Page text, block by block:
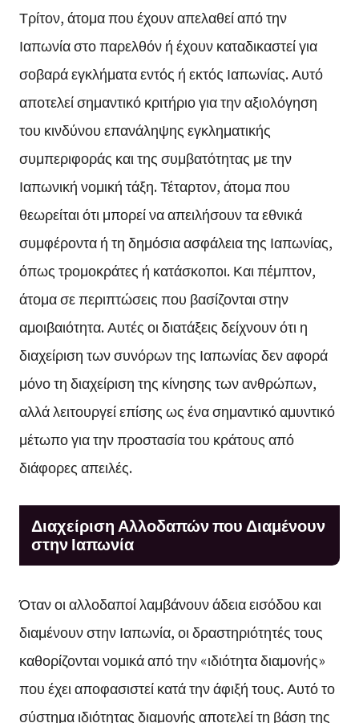
Τρίτον, άτομα που έχουν απελαθεί από την
Ιαπωνία στο παρελθόν ή έχουν καταδικαστεί για
σοβαρά εγκλήματα εντός ή εκτός Ιαπωνίας. Αυτό
αποτελεί σημαντικό κριτήριο για την αξιολόγηση
του κινδύνου επανάληψης εγκληματικής
συμπεριφοράς και της συμβατότητας με την
Ιαπωνική νομική τάξη. Τέταρτον, άτομα που
θεωρείται ότι μπορεί να απειλήσουν τα εθνικά
συμφέροντα ή τη δημόσια ασφάλεια της Ιαπωνίας,
όπως τρομοκράτες ή κατάσκοποι. Και πέμπτον,
άτομα σε περιπτώσεις που βασίζονται στην
αμοιβαιότητα. Αυτές οι διατάξεις δείχνουν ότι η
διαχείριση των συνόρων της Ιαπωνίας δεν αφορά
μόνο τη διαχείριση της κίνησης των ανθρώπων,
αλλά λειτουργεί επίσης ως ένα σημαντικό αμυντικό
μέτωπο για την προστασία του κράτους από
διάφορες απειλές.
Διαχείριση Αλλοδαπών που Διαμένουν
στην Ιαπωνία
Όταν οι αλλοδαποί λαμβάνουν άδεια εισόδου και
διαμένουν στην Ιαπωνία, οι δραστηριότητές τους
καθορίζονται νομικά από την «ιδιότητα διαμονής»
που έχει αποφασιστεί κατά την άφιξή τους. Αυτό το
σύστημα ιδιότητας διαμονής αποτελεί τη βάση της